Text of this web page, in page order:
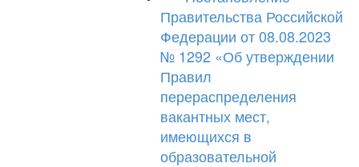
Правительства Российской
Федерации от 08.08.2023
№ 1292 «Об утверждении
Правил
перераспределения
вакантных мест,
имеющихся в
образовательной